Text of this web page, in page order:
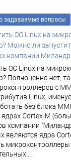
задаваемые вопросы
ОС Linux на
Можно ли
компании
ОС Linux на
Полноценно нет,
с
Linux,
без блока
Cortex-M
компании
являются ядра
микроконтроллеры